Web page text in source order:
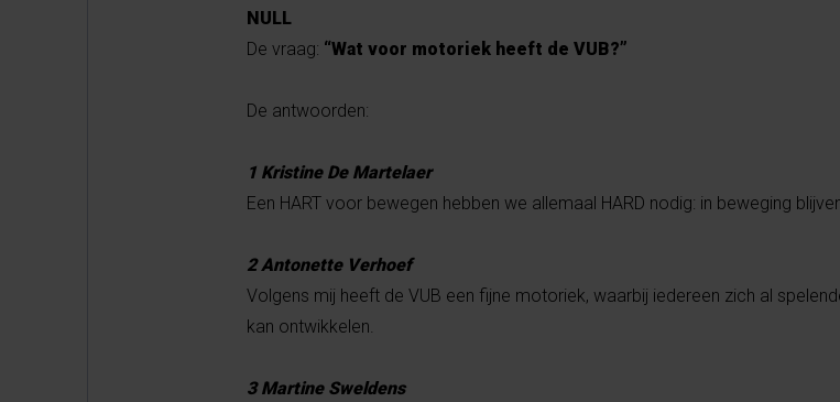
NULL
De vraag: “Wat voor motoriek heeft de VUB?”
De antwoorden:
1 Kristine De Martelaer
Een HART voor bewegen hebben we allemaal HARD nodig: in beweging
2 Antonette Verhoef
Volgens mij heeft de VUB een fijne motoriek, waarbij iedereen zich al
kan ontwikkelen.
3 Martine Sweldens